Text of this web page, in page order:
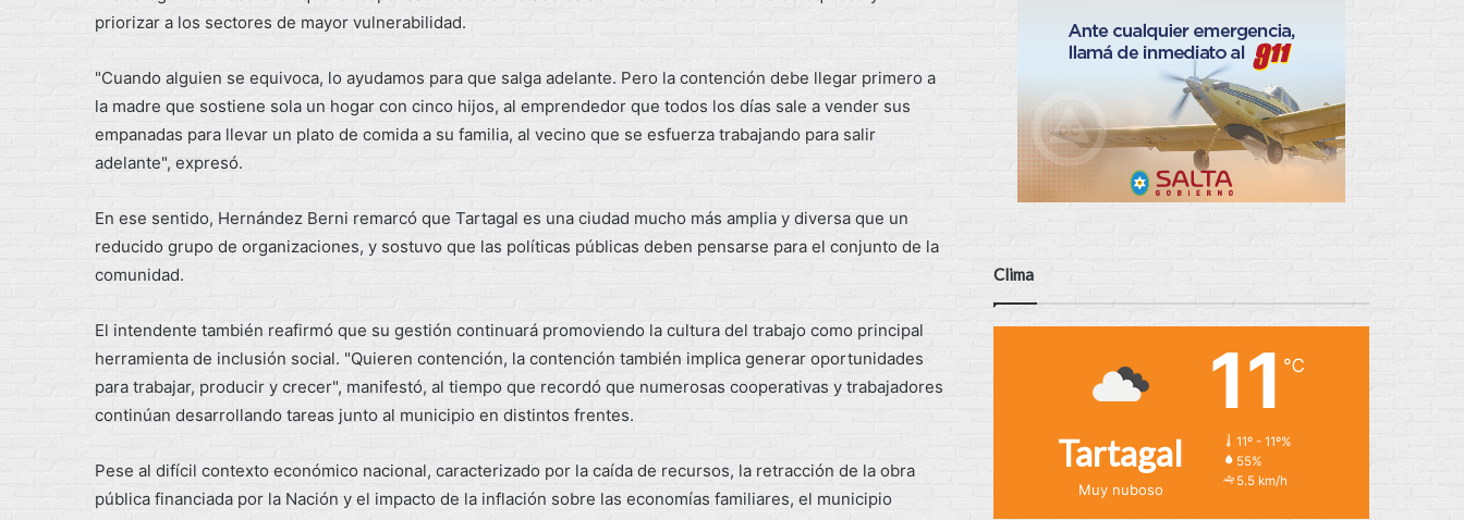
priorizar a los sectores de mayor vulnerabilidad.
"Cuando alguien se equivoca, lo ayudamos para que salga adelante. Pero la contención debe llegar primero a
la madre que sostiene sola un hogar con cinco hijos, al emprendedor que todos los días sale a vender sus
empanadas para llevar un plato de comida a su familia, al vecino que se esfuerza trabajando para salir
adelante", expresó.
En ese sentido, Hernández Berni remarcó que Tartagal es una ciudad mucho más amplia y diversa que un
reducido grupo de organizaciones, y sostuvo que las políticas públicas deben pensarse para el conjunto de la
comunidad.
El intendente también reafirmó que su gestión continuará promoviendo la cultura del trabajo como principal
herramienta de inclusión social. "Quieren contención, la contención también implica generar oportunidades
para trabajar, producir y crecer", manifestó, al tiempo que recordó que numerosas cooperativas y trabajadores
continúan desarrollando tareas junto al municipio en distintos frentes.
Pese al difícil contexto económico nacional, caracterizado por la caída de recursos, la retracción de la obra
pública financiada por la Nación y el impacto de la inflación sobre las economías familiares, el municipio
Clima
Tartagal
Muy nuboso
11 ℃
11º - 11º%
55%
5.5 km/h